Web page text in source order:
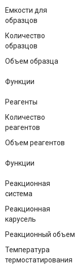
Емкости для
образцов
Количество
образцов
Объем образца
Функции
Реагенты
Количество
реагентов
Объем реагентов
Функции
Реакционная
система
Реакционная
карусель
Реакционный объем
Температура
термостатирования